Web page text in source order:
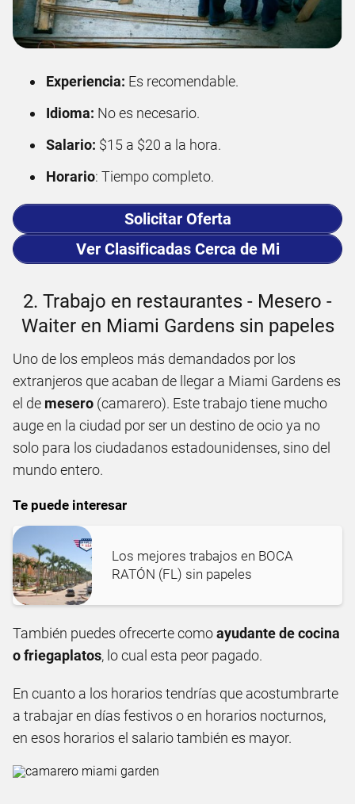
Experiencia: Es recomendable.
Idioma: No es necesario.
Salario: $15 a $20 a la hora.
Horario: Tiempo completo.
Solicitar Oferta
Ver Clasificadas Cerca de Mi
2. Trabajo en restaurantes - Mesero -
Waiter en Miami Gardens sin papeles
Uno de los empleos más demandados por los
extranjeros que acaban de llegar a Miami Gardens es
el de mesero (camarero). Este trabajo tiene mucho
auge en la ciudad por ser un destino de ocio ya no
solo para los ciudadanos estadounidenses, sino del
mundo entero.
Te puede interesar
Los mejores trabajos en BOCA
RATÓN (FL) sin papeles
También puedes ofrecerte comoayudante de cocina
o friegaplatos, lo cual esta peor pagado.
En cuanto a los horarios tendrías que acostumbrarte
a trabajar en días festivos o en horarios nocturnos,
en esos horarios el salario también es mayor.